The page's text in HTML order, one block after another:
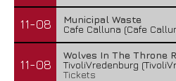
11-08
Municipal Waste
Cafe Calluna (Cafe
11-08
Wolves In The Throne
TivoliVredenburg
Tickets